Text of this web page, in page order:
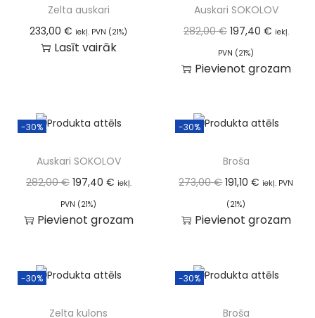
Zelta auskari
233,00€ iekļ. PVN (21%)
Lasīt vairāk
Auskari SOKOLOV
282,00€ 197,40 € iekļ.
PVN (21%)
Pievienot grozam
-30%
Auskari SOKOLOV
282,00€ 197,40 € iekļ.
PVN (21%)
Pievienot grozam
-30%
Broša
273,00€ 191,10€ iekļ. PVN
(21%)
Pievienot grozam
-30%
Zelta kulons
-30%
Broša